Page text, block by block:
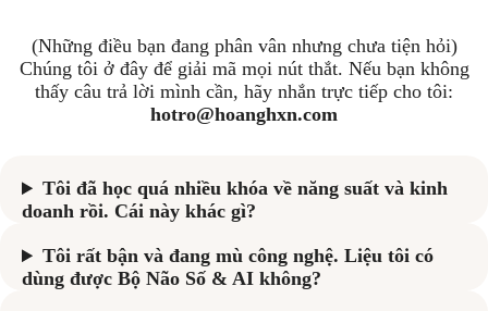
(Những điều bạn đang phân vân nhưng chưa tiện hỏi)
Chúng tôi ở đây để giải mã mọi nút thắt. Nếu bạn không
thấy câu trả lời mình cần, hãy nhắn trực tiếp cho tôi:
hotro@hoanghxn.com
Tôi đã học quá nhiều khóa về năng suất và kinh
doanh rồi. Cái này khác gì?
Tôi rất bận và đang mù công nghệ. Liệu tôi có
dùng được Bộ Não Số & AI không?